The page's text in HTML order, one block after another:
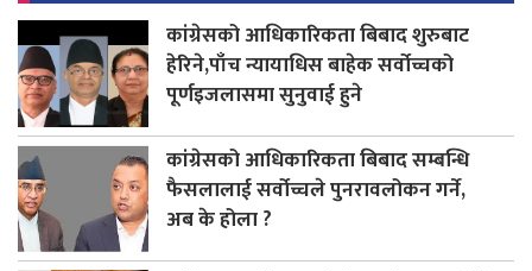
कांग्रेसको आधिकारिकता बिबाद शुरुबाट
हेरिने,पाँच न्यायाधिस बाहेक सर्वोच्चको
पूर्णइजलासमा सुनुवाई हुने
कांग्रेसको आधिकारिकता बिबाद सम्बन्धि
फैसलालाई सर्वोच्चले पुनरावलोकन गर्ने,
अब के होला ?